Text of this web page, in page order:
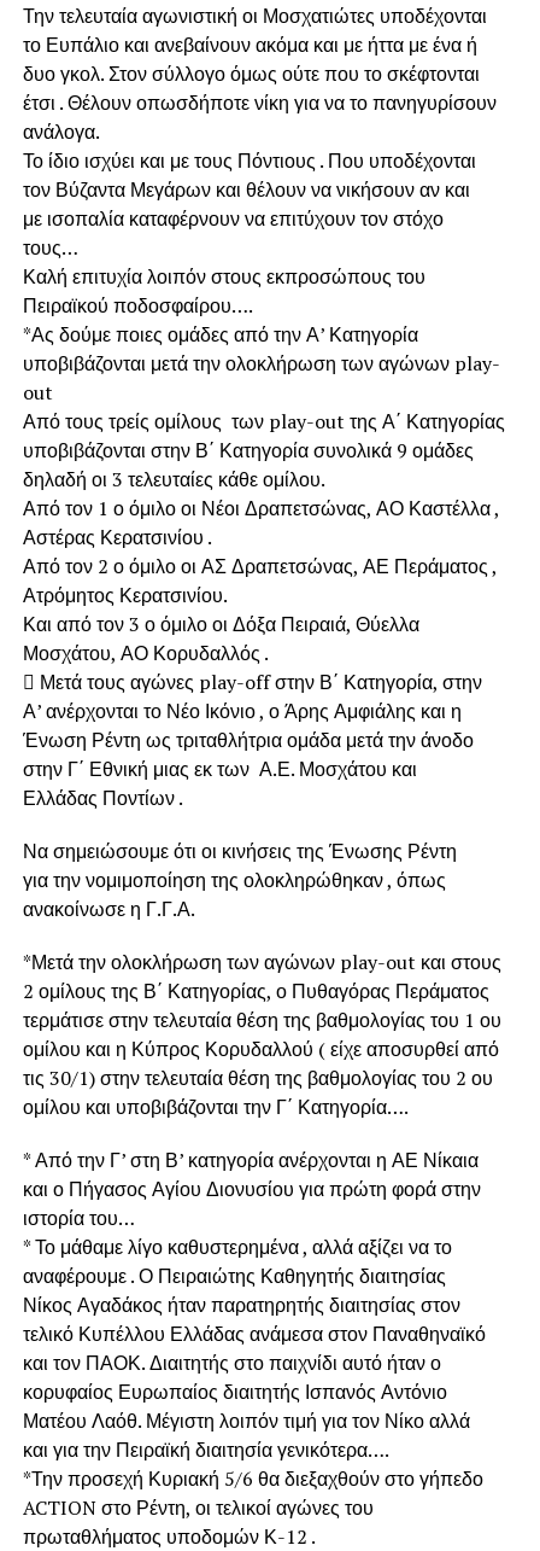
Την τελευταία αγωνιστική οι Μοσχατιώτες υποδέχονται
το Ευπάλιο και ανεβαίνουν ακόμα και με ήττα με ένα ή
δυο γκολ. Στον σύλλογο όμως ούτε που το σκέφτονται
έτσι . Θέλουν οπωσδήποτε νίκη για να το πανηγυρίσουν
ανάλογα.
Το ίδιο ισχύει και με τους Πόντιους . Που υποδέχονται
τον Βύζαντα Μεγάρων και θέλουν να νικήσουν αν και
με ισοπαλία καταφέρνουν να επιτύχουν τον στόχο
τους…
Καλή επιτυχία λοιπόν στους εκπροσώπους του
Πειραϊκού ποδοσφαίρου….
*Ας δούμε ποιες ομάδες από την Α’ Κατηγορία
υποβιβάζονται μετά την ολοκλήρωση των αγώνων play-
out
Από τους τρείς ομίλους των play-out της Α΄ Κατηγορίας
υποβιβάζονται στην Β΄ Κατηγορία συνολικά 9 ομάδες
δηλαδή οι 3 τελευταίες κάθε ομίλου.
Από τον 1 ο όμιλο οι Νέοι Δραπετσώνας, ΑΟ Καστέλλα ,
Αστέρας Κερατσινίου .
Από τον 2 ο όμιλο οι ΑΣ Δραπετσώνας, ΑΕ Περάματος ,
Ατρόμητος Κερατσινίου.
Και από τον 3 ο όμιλο οι Δόξα Πειραιά, Θύελλα
Μοσχάτου, ΑΟ Κορυδαλλός .
 Μετά τους αγώνες play-off στην Β΄ Κατηγορία, στην
Α’ ανέρχονται το Νέο Ικόνιο , ο Άρης Αμφιάλης και η
Ένωση Ρέντη ως τριταθλήτρια ομάδα μετά την άνοδο
στην Γ΄ Εθνική μιας εκ των Α.Ε. Μοσχάτου και
Ελλάδας Ποντίων .
Να σημειώσουμε ότι οι κινήσεις της Ένωσης Ρέντη
για την νομιμοποίηση της ολοκληρώθηκαν , όπως
ανακοίνωσε η Γ.Γ.Α.
*Μετά την ολοκλήρωση των αγώνων play-out και στους
2 ομίλους της Β΄ Κατηγορίας, ο Πυθαγόρας Περάματος
τερμάτισε στην τελευταία θέση της βαθμολογίας του 1 ου
ομίλου και η Κύπρος Κορυδαλλού ( είχε αποσυρθεί από
τις 30/1) στην τελευταία θέση της βαθμολογίας του 2 ου
ομίλου και υποβιβάζονται την Γ΄ Κατηγορία….
* Από την Γ’ στη Β’ κατηγορία ανέρχονται η ΑΕ Νίκαια
και ο Πήγασος Αγίου Διονυσίου για πρώτη φορά στην
ιστορία του…
* Το μάθαμε λίγο καθυστερημένα , αλλά αξίζει να το
αναφέρουμε . Ο Πειραιώτης Καθηγητής διαιτησίας
Νίκος Αγαδάκος ήταν παρατηρητής διαιτησίας στον
τελικό Κυπέλλου Ελλάδας ανάμεσα στον Παναθηναϊκό
και τον ΠΑΟΚ. Διαιτητής στο παιχνίδι αυτό ήταν ο
κορυφαίος Ευρωπαίος διαιτητής Ισπανός Αντόνιο
Ματέου Λαόθ. Μέγιστη λοιπόν τιμή για τον Νίκο αλλά
και για την Πειραϊκή διαιτησία γενικότερα….
*Την προσεχή Κυριακή 5/6 θα διεξαχθούν στο γήπεδο
ACTION στο Ρέντη, οι τελικοί αγώνες του
πρωταθλήματος υποδομών Κ-12 .